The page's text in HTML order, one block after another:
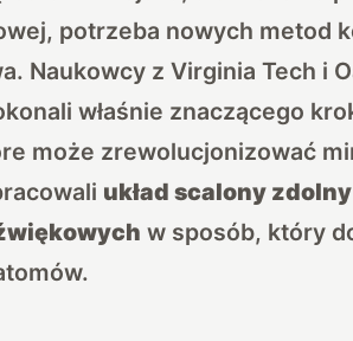
potrzeba nowych metod
Naukowcy z Virginia Tech i
właśnie znaczącego
może zrewolucjonizować
układ scalony
w sposób, który